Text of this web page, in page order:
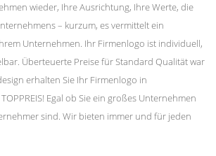
wieder, Ihre Ausrichtung, Ihre Werte, die
– kurzum, es vermittelt ein
Unternehmen. Ihr Firmenlogo ist individuell,
Überteuerte Preise für Standard Qualität war
erhalten Sie Ihr Firmenlogo in
Egal ob Sie ein großes Unternehmen
sind. Wir bieten immer und für jeden